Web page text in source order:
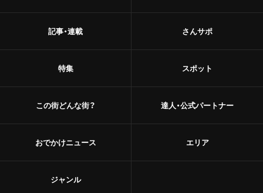
記事・連載
特集
この街どんな街？
おでかけニュース
さんサポ
スポット
達人・公式パートナー
エリア
ジャンル